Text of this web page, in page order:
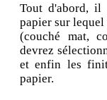
Tout d'abord, il
papier sur
(couché mat,
devrez
et enfin les
papier.